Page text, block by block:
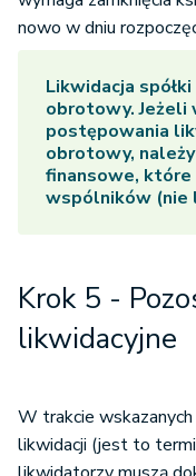
nowo w dniu
Likwidacja
obrotowy. Jeżeli
postępowania
obrotowy,
finansowe, które
wspólników (nie
Krok 5 -
likwidacyjne
W trakcie
likwidacji (jest to